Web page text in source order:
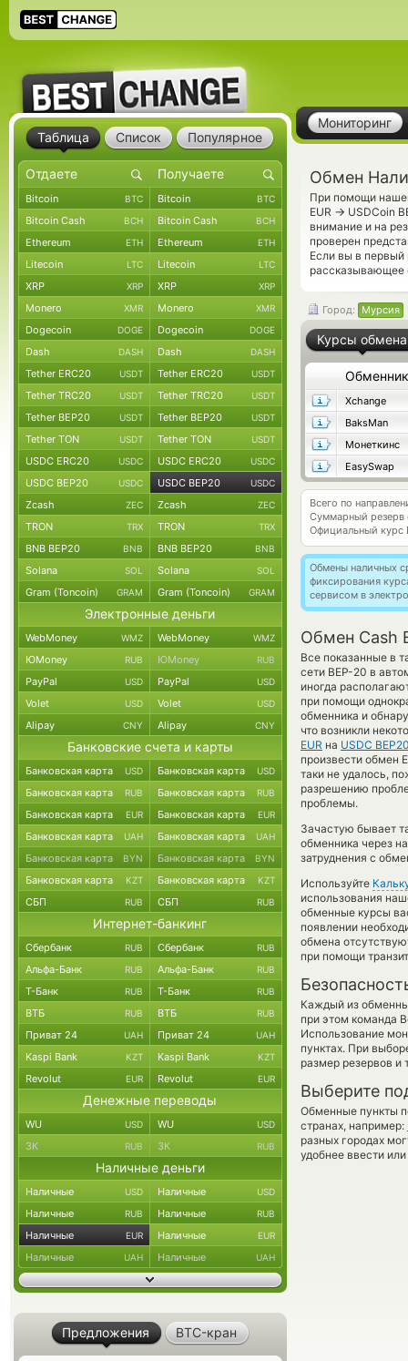
Мониторинг
Обмен
При помощи
EUR → USDCoin
внимание и на
проверен
Если вы в первый
рассказывающее
Город: Мурсия
Курсы обмена
Обменник
Xchange
BaksMan
Монеткинс
EasySwap
Всего по
Суммарный резерв
Официальный курс
Обмены наличных
фиксирования
сервисом в
Обмен Cash
Все показанные в
сети BEP-20 в
иногда
при помощи
обменника и
что возникли
EUR на USDC
произвести обмен
таки не удалось,
разрешению
проблемы.
Зачастую бывает
обменника через
затруднения с
Используйте
использования
обменные курсы
появлении
обмена
при помощи
Каждый из
при этом команда
Использование
пунктах. При
размер резервов и
Выберите
Обменные пункты
странах, например:
разных городах
удобнее ввести
Таблица Список Популярное
Bitcoin BTC Bitcoin BTC
Bitcoin Cash BCH Bitcoin Cash BCH
Ethereum ETH Ethereum ETH
Litecoin LTC Litecoin LTC
XRP XRP XRP XRP
Monero XMR Monero XMR
Dogecoin DOGE Dogecoin DOGE
Dash DASH Dash DASH
Tether ERC20 USDT Tether ERC20 USDT
Tether TRC20 USDT Tether TRC20 USDT
Tether BEP20 USDT Tether BEP20 USDT
Tether TON USDT Tether TON USDT
USDC ERC20 USDC USDC ERC20 USDC
USDC BEP20 USDC USDC BEP20 USDC
Zcash ZEC Zcash ZEC
TRON TRX TRON TRX
BNB BEP20 BNB BNB BEP20 BNB
Solana SOL Solana SOL
Gram (Toncoin) GRAM Gram (Toncoin) GRAM
Электронные деньги
WebMoney WMZ WebMoney WMZ
ЮMoney RUB ЮMoney RUB
PayPal USD PayPal USD
Volet USD Volet USD
Alipay CNY Alipay CNY
Банковские счета и карты
Банковская карта USD Банковская карта USD
Банковская карта RUB Банковская карта RUB
Банковская карта EUR Банковская карта EUR
Банковская карта UAH Банковская карта UAH
Банковская карта BYN Банковская карта BYN
Банковская карта KZT Банковская карта KZT
СБП RUB СБП RUB
Интернет-банкинг
Сбербанк RUB Сбербанк RUB
Альфа-Банк RUB Альфа-Банк RUB
Т-Банк RUB Т-Банк RUB
ВТБ RUB ВТБ RUB
Приват 24 UAH Приват 24 UAH
Kaspi Bank KZT Kaspi Bank KZT
Revolut EUR Revolut EUR
Денежные переводы
WU USD WU USD
ЗК RUB ЗК RUB
Наличные деньги
Наличные USD Наличные USD
Наличные RUB Наличные RUB
Наличные EUR Наличные EUR
Наличные UAH Наличные UAH
Предложения BTC-кран